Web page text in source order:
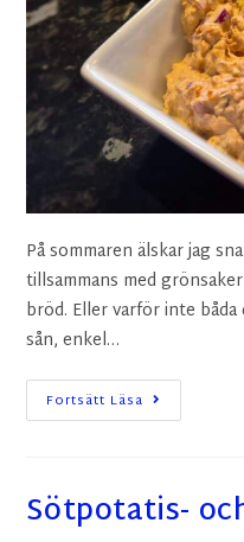
På sommaren älskar jag
tillsammans med
bröd. Eller varför inte
sån, enkel…
Fortsätt Läsa
Sötpotatis-